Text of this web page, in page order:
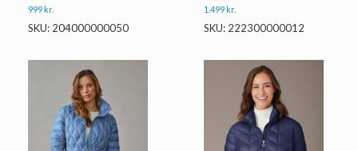
999 kr.
SKU: 204000000050
1.499 kr.
SKU: 222300000012